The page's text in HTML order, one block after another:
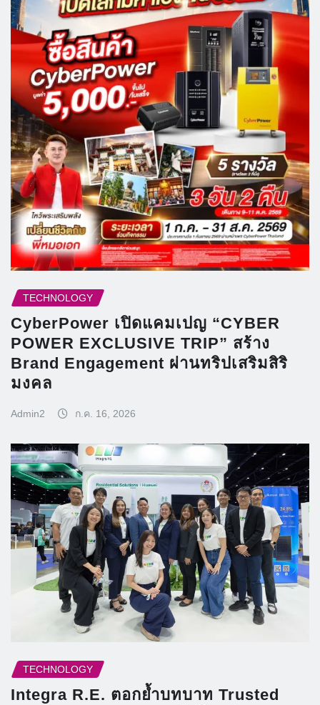
TECHNOLOGY
CyberPower เปิดแคมเปญ “CYBER
POWER EXCLUSIVE TRIP” สร้าง
Brand Engagement ผ่านทริปเสริมสิริ
มงคล
Admin2 ก.ค. 16, 2026
TECHNOLOGY
Integra R.E. ตอกย้ำบทบาท Trusted